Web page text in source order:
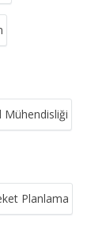
Mühendisliği
Planlama